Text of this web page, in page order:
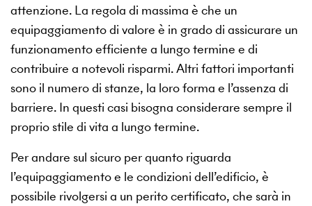
attenzione. La regola di massima è che un
equipaggiamento di valore è in grado di assicurare un
funzionamento efficiente a lungo termine e di
contribuire a notevoli risparmi. Altri fattori importanti
sono il numero di stanze, la loro forma e l’assenza di
barriere. In questi casi bisogna considerare sempre il
proprio stile di vita a lungo termine.
Per andare sul sicuro per quanto riguarda
l’equipaggiamento e le condizioni dell’edificio, è
possibile rivolgersi a un perito certificato, che sarà in